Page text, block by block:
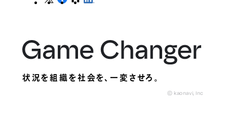
状況を組織を社会を、一変させろ。
© kaonavi, Inc